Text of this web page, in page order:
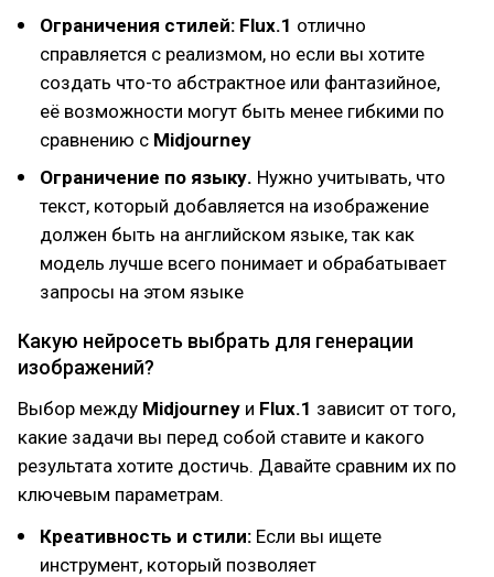
Ограничения стилей: Flux.1 отлично
справляется с реализмом, но если вы хотите
создать что-то абстрактное или фантазийное,
её возможности могут быть менее гибкими по
сравнению с Midjourney
Ограничение по языку. Нужно учитывать, что
текст, который добавляется на изображение
должен быть на английском языке, так как
модель лучше всего понимает и обрабатывает
запросы на этом языке
Какую нейросеть выбрать для генерации
изображений?
Выбор между Midjourney и Flux.1 зависит от того,
какие задачи вы перед собой ставите и какого
результата хотите достичь. Давайте сравним их по
ключевым параметрам.
Креативность и стили: Если вы ищете
инструмент, который позволяет